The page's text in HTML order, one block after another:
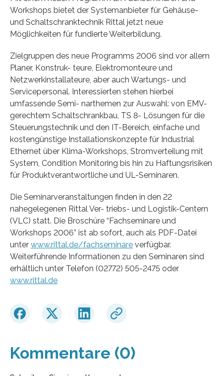
Workshops bietet der Systemanbieter für Gehäuse-
und Schaltschranktechnik Rittal jetzt neue
Möglichkeiten für fundierte Weiterbildung.
Zielgruppen des neue Programms 2006 sind vor allem
Planer, Konstruk- teure, Elektromonteure und
Netzwerkinstallateure, aber auch Wartungs- und
Servicepersonal. Interessierten stehen hierbei
umfassende Semi- narthemen zur Auswahl: von EMV-
gerechtem Schaltschrankbau, TS 8- Lösungen für die
Steuerungstechnik und den IT-Bereich, einfache und
kostengünstige Installationskonzepte für Industrial
Ethernet über Klima-Workshops, Stromverteilung mit
System, Condition Monitoring bis hin zu Haftungsrisiken
für Produktverantwortliche und UL-Seminaren.
Die Seminarveranstaltungen finden in den 22
nahegelegenen Rittal Ver- triebs- und Logistik-Centern
(VLC) statt. Die Broschüre “Fachseminare und
Workshops 2006” ist ab sofort, auch als PDF-Datei
unter www.rittal.de/fachseminare verfügbar.
Weiterführende Informationen zu den Seminaren sind
erhältlich unter Telefon (02772) 505-2475 oder
www.rittal.de
Kommentare (0)